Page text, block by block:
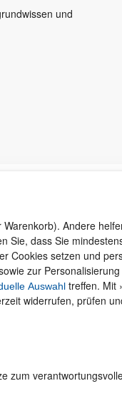
Andere
Sie, dass Sie
Cookies setzen und
zur
Auswahltreffen. Mit
widerrufen, prüfen
zum
und
Versand und Zahlung
Widerruf und Rückgabe
Merchandise
AGB
Datenschutz
Vertrag widerrufen